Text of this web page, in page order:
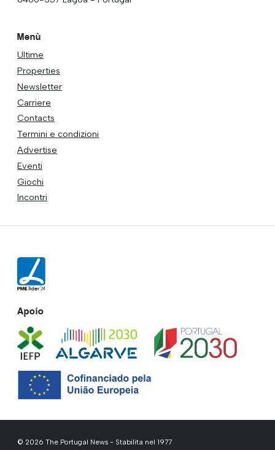
Menù
Ultime
Properties
Newsletter
Carriere
Contacts
Termini e condizioni
Advertise
Eventi
Giochi
Incontri
Apoio
© 2026 The Portugal News - Stabilita nel 1977